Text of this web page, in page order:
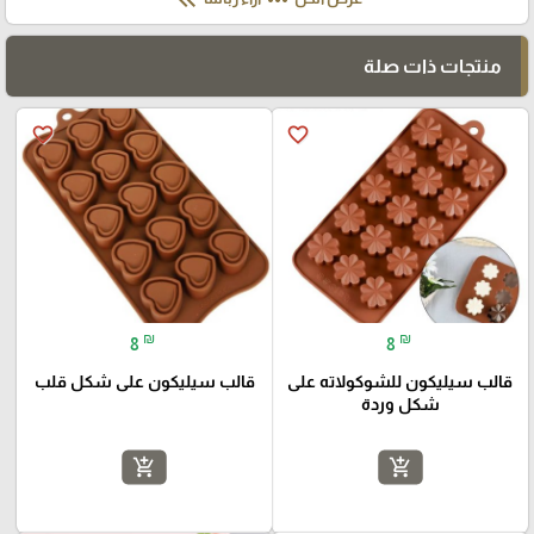
منتجات ذات صلة
favorite_border
8 ₪
قالب سيليكون للشوكولاته على
شكل وردة
add_shopping_cart
favorite_border
8 ₪
قالب سيليكون على شكل قلب
add_shopping_cart